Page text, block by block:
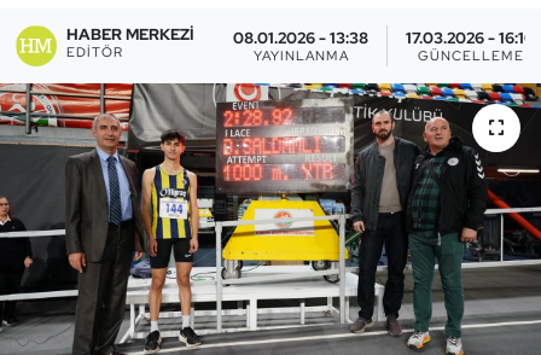
HABER MERKEZI
EDITÖR
08.01.2026 - 13:38
YAYINLANMA
17.03.2026 - 16:10
GÜNCELLEME
Buz Hokeyi
Buz Pateni
Çim Hokeyi
Cimnastik
Curling